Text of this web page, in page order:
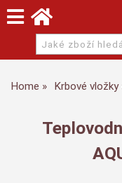
Home Krbové vložky